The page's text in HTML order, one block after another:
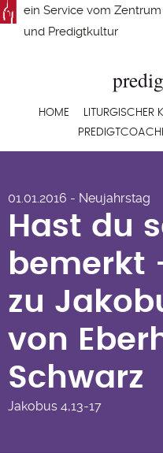
Direkt
zum
ein Service vom
und Predigtkultur
HOME LITURGISCHER
bemerkt
Jakobus
01.01.2016 - Neujahrstag
Hast du
bemerkt
zu
von
Schwarz
Jakobus 4,13-17